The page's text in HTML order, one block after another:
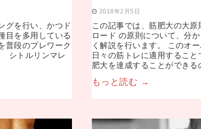
グを行い、かつド
目を多用している
普段のプレワーク
シトルリンマレ
2018年2月5日
この記事では、筋肥大の大
ロード の原則について、分
く解説を行います。 このオ
日々の筋トレに適用するこ
肥大を達成することができ
もっと読む →